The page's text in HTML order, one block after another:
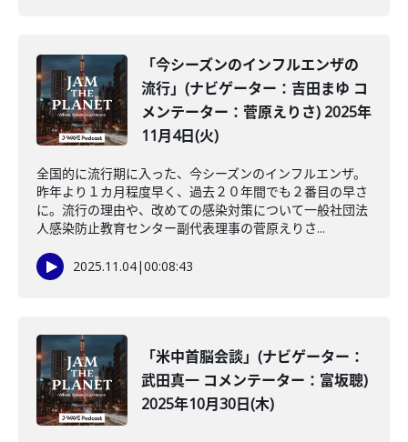
「今シーズンのインフルエンザの
流行」(ナビゲーター：吉田まゆ コ
メンテーター：菅原えりさ) 2025年
11月4日(火)
全国的に流行期に入った、今シーズンのインフルエンザ。
昨年より１カ月程度早く、過去２０年間でも２番目の早さ
に。流行の理由や、改めての感染対策について一般社団法
人感染防止教育センター副代表理事の菅原えりさ...
2025.11.04|00:08:43
「米中首脳会談」(ナビゲーター：
武田真一 コメンテーター：富坂聰)
2025年10月30日(木)